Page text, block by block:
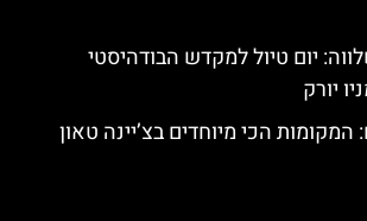
יום טיול למקדש הבודהיסטי
הכי מיוחדים בצ’יינה טאון